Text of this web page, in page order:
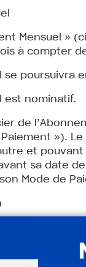
Mensuel »
à compter
se
est nominatif.
de
»).
et
sa date
Mode de
de sa